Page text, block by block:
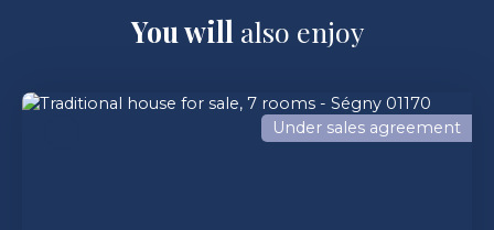
You will also enjoy
Under sales agreement